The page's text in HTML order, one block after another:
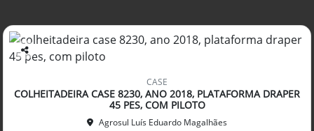
Co
arti
lhe
CASE
COLHEITADEIRA CASE 8230, ANO 2018, PLATAFORMA DRAPER
45 PES, COM PILOTO
Agrosul Luís Eduardo Magalhães